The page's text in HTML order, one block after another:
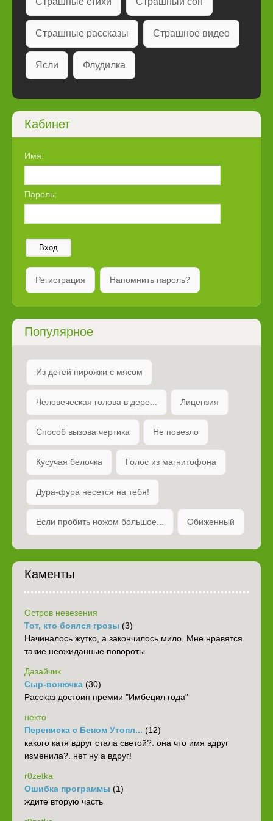
Страшные рассказы Страшное видео
Ясли Флудилка
Кабинет
Имя:
Пароль:
Вход
Регистрация Напомнить пароль?
Популярное
Из детей пирожки с мясом
Человеческая голова в дере... Лицензия
Способ вызова чертика Не повезло
Кусучая белочка Голос из магнитофона
Дура-фура несется на тебя!
Если пробить ножом большое... Обиженный
Каменты
Остров невезения
Тот, кто боялся грозы (3)
Начиналось жутко, а закончилось мило. Мне нравятся
такие неожиданные повороты
Дазайчик
Сыр-вонючка (30)
Рассказ достоин премии "Имбецил года"
некто
Переписка с Беном Утопл... (12)
какого катя вдруг стала светой?. она что имя вдруг
изменила?. нет ну а вдруг!
r0zetka
Ошибка программы (1)
ждите вторую часть